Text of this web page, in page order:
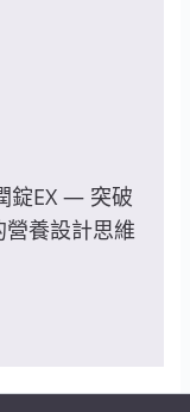
錠EX — 突破
養設計思維